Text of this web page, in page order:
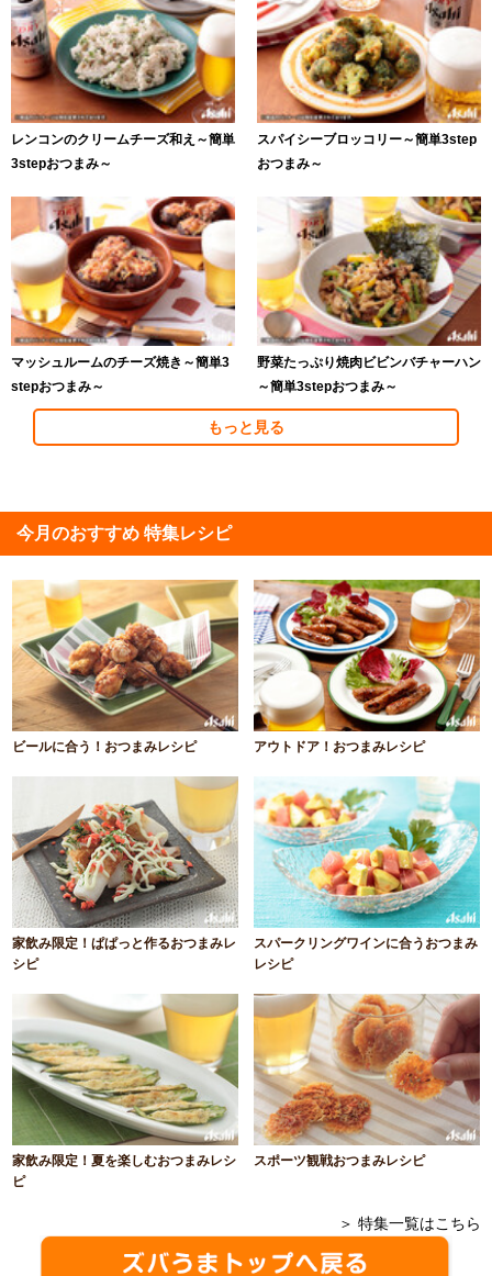
レンコンのクリームチーズ和え～簡単
3stepおつまみ～
スパイシーブロッコリー～簡単3step
おつまみ～
マッシュルームのチーズ焼き～簡単3
stepおつまみ～
野菜たっぷり焼肉ビビンバチャーハン
～簡単3stepおつまみ～
もっと見る
今月のおすすめ 特集レシピ
ビールに合う！おつまみレシピ アウトドア！おつまみレシピ
家飲み限定！ぱぱっと作るおつまみレ
シピ
スパークリングワインに合うおつまみ
レシピ
家飲み限定！夏を楽しむおつまみレシ
ピ
スポーツ観戦おつまみレシピ
＞ 特集一覧はこちら